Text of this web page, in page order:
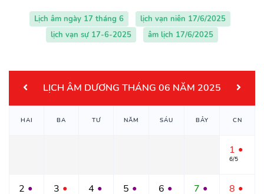
Lịch âm ngày 17 tháng 6
lịch vạn niên 17/6/2025
lịch vạn sự 17-6-2025
âm lịch 17/6/2025
LỊCH ÂM DƯƠNG THÁNG 06 NĂM 2025
HAI BA TƯ NĂM SÁU BẢY CN
1 ●
6/5
2 ● 3 ● 4 ● 5 ● 6 ● 7 ● 8 ●